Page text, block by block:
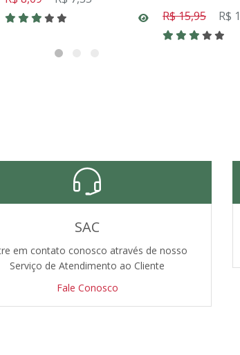
R$ 15,95 R$
SAC
em contato conosco através de nosso
Serviço de Atendimento ao Cliente
Fale Conosco